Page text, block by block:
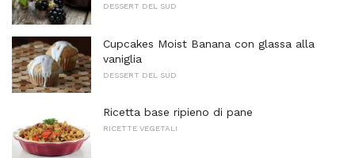
DESSERT DEL SUD
Cupcakes Moist Banana con glassa alla
vaniglia
DESSERT DEL SUD
Ricetta base ripieno di pane
RICETTE VEGETALI